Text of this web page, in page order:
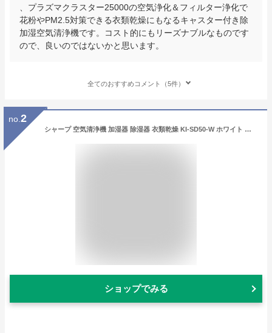
、プラズマクラスター25000の空気浄化＆フィルター浄化で
花粉やPM2.5対策できる衣類乾燥にもなるキャスター付き除
加湿空気清浄機です。コスト的にもリーズナブルなものです
ので、良いのではないかと思います。
全てのおすすめコメント（5件）
no. 2
シャープ 空気清浄機 加湿器 除湿器 衣類乾燥 KI-SD50-W ホワイト 〜10畳 SHARP 除加湿空気清浄機 コンプレッサー式 プラズマクラスター 25000（ラッピング不可/熨斗対応不可）
ショップでみる